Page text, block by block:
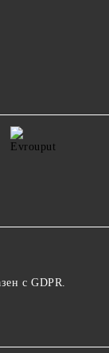
с GDPR.